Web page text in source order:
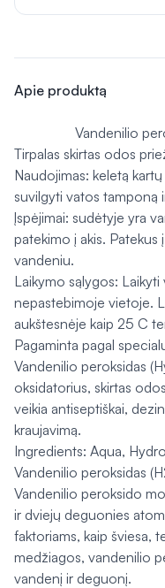
Apie produktą
Vandenilio
Tirpalas skirtas odos
Naudojimas: keletą
suvilgyti vatos tamponą
Įspėjimai: sudėtyje yra
patekimo į akis. Patekus
vandeniu.
Laikymo sąlygos:
nepastebimoje vietoje.
aukštesnėje kaip 25 C
Pagaminta pagal
Vandenilio peroksidas
oksidatorius, skirtas
veikia antiseptiškai,
kraujavimą.
Ingredients: Aqua,
Vandenilio peroksidas
Vandenilio peroksido
ir dviejų deguonies
faktoriams, kaip šviesa,
medžiagos, vandenilio
vandenį ir deguonį.